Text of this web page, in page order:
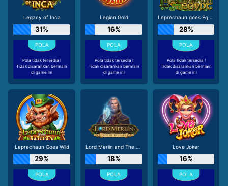
Legacy of Inca
31%
Pola tidak tersedia !
Tidak disarankan bermain
di game ini
Legion Gold
16%
Pola tidak tersedia !
Tidak disarankan bermain
di game ini
Leprechaun goes Egypt
28%
Pola tidak tersedia !
Tidak disarankan bermain
di game ini
Leprechaun Goes Wild
29%
Lord Merlin and The Lady of The Lake
18%
Love Joker
16%